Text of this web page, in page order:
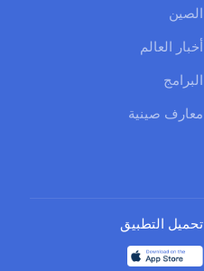
الصين
أخبار العالم
البرامج
معارف صينية
تحميل التطبيق